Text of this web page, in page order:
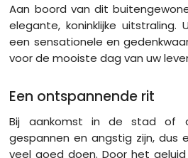
Aan boord van dit
elegante, koninklijke
een sensationele en
voor de mooiste dag van uw
Een ontspannende rit
Bij aankomst in de stad of
gespannen en angstig zijn, dus
veel goed doen. Door het